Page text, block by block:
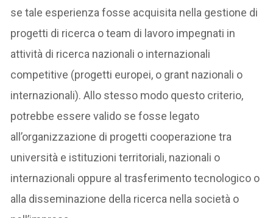
se tale esperienza fosse acquisita nella gestione di
progetti di ricerca o team di lavoro impegnati in
attività di ricerca nazionali o internazionali
competitive (progetti europei, o grant nazionali o
internazionali). Allo stesso modo questo criterio,
potrebbe essere valido se fosse legato
all’organizzazione di progetti cooperazione tra
università e istituzioni territoriali, nazionali o
internazionali oppure al trasferimento tecnologico o
alla disseminazione della ricerca nella società o